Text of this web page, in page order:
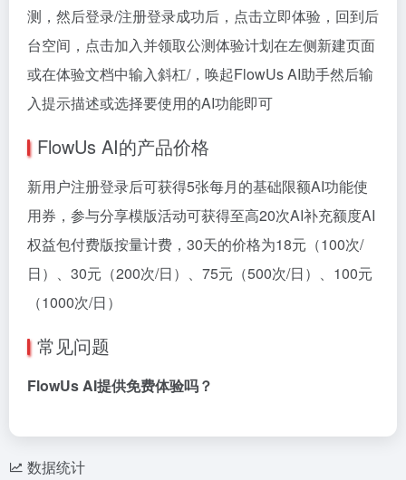
测，然后登录/注册登录成功后，点击立即体验，回到后
台空间，点击加入并领取公测体验计划在左侧新建页面
或在体验文档中输入斜杠/，唤起FlowUs AI助手然后输
入提示描述或选择要使用的AI功能即可
FlowUs AI的产品价格
新用户注册登录后可获得5张每月的基础限额AI功能使
用券，参与分享模版活动可获得至高20次AI补充额度AI
权益包付费版按量计费，30天的价格为18元（100次/
日）、30元（200次/日）、75元（500次/日）、100元
（1000次/日）
常见问题
FlowUs AI提供免费体验吗？
数据统计